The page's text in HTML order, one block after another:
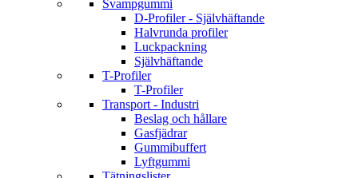
Svampgummi
D-Profiler - Självhäftande
Halvrunda profiler
Luckpackning
Självhäftande
T-Profiler
T-Profiler
Transport - Industri
Beslag och hållare
Gasfjädrar
Gummibuffert
Lyftgummi